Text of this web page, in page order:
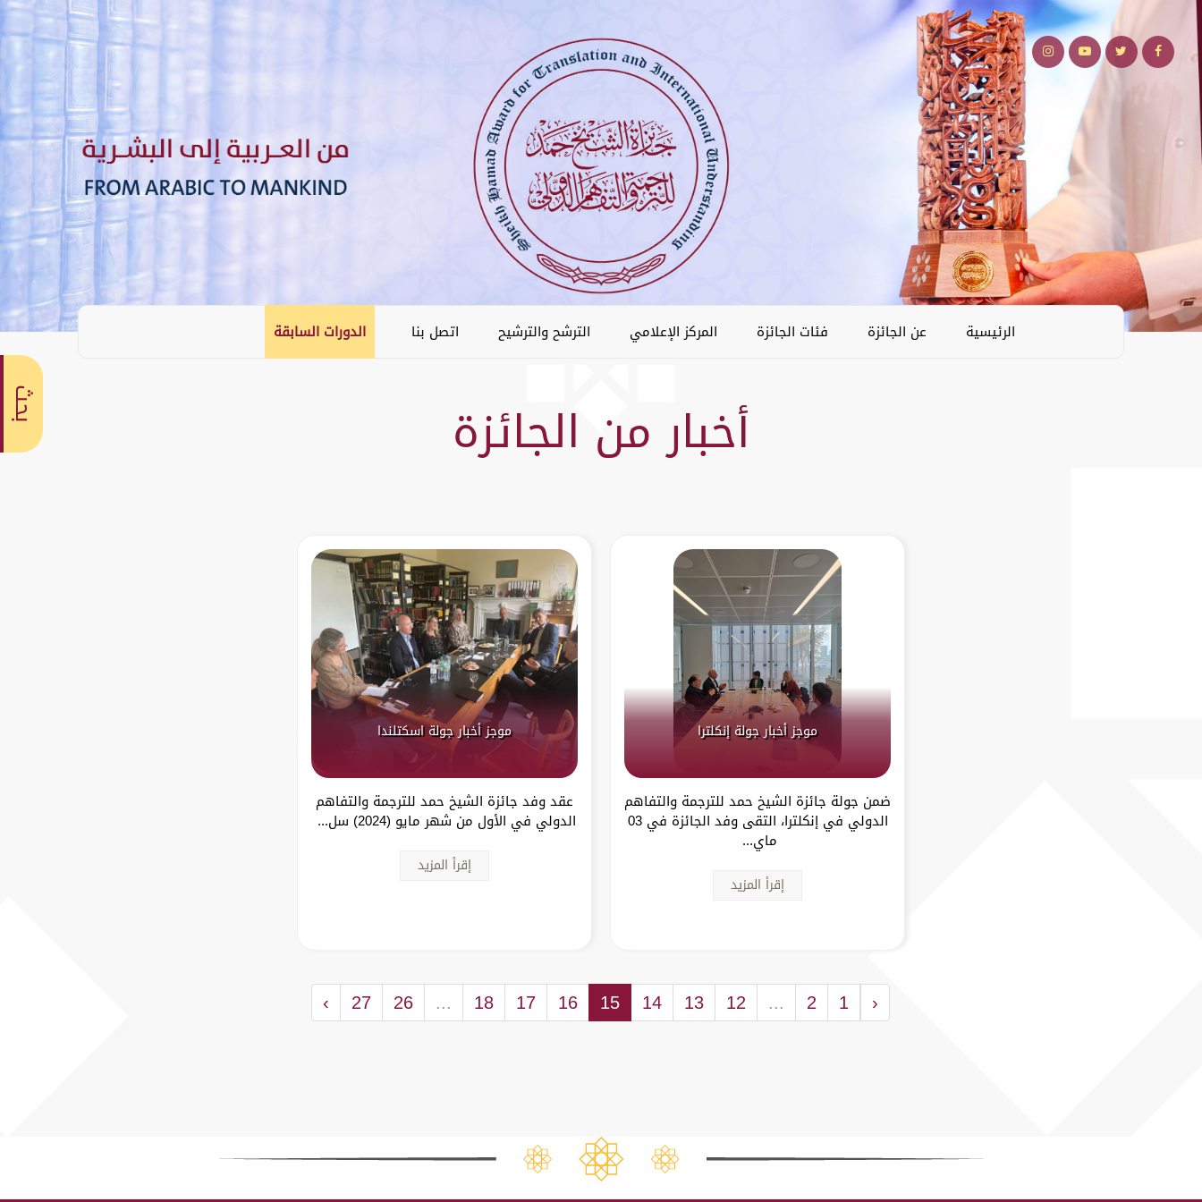
الرئيسية عن الجائزة فئات الجائزة المركز الإعلامي الترشح والترشيح اتصل بنا الدورات السابقة
أخبار من الجائزة
موجز أخبار جولة إنكلترا
ضمن جولة جائزة الشيخ حمد للترجمة والتفاهم
الدولي في إنكلترا، التقى وفد الجائزة في 03
ماي...
إقرأ المزيد
موجز أخبار جولة اسكتلندا
عقد وفد جائزة الشيخ حمد للترجمة والتفاهم
الدولي في الأول من شهر مايو (2024) سل...
إقرأ المزيد
‹
1
2
...
12
13
14
15
16
17
18
...
26
27
›
بحث